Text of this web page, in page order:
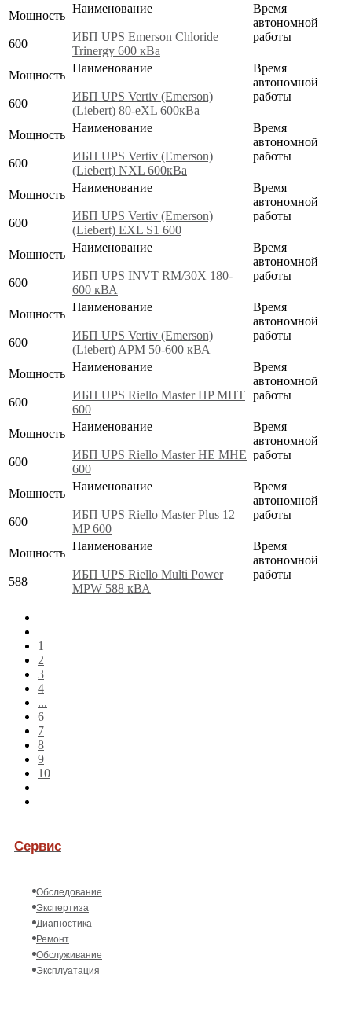
Мощность
600
Наименование
ИБП UPS Emerson Chloride
Trinergy 600 кВа
Время
автономной
работы
Мощность
600
Наименование
ИБП UPS Vertiv (Emerson)
(Liebert) 80-eXL 600кВа
Время
автономной
работы
Мощность
600
Наименование
ИБП UPS Vertiv (Emerson)
(Liebert) NXL 600кВа
Время
автономной
работы
Мощность
600
Наименование
ИБП UPS Vertiv (Emerson)
(Liebert) EXL S1 600
Время
автономной
работы
Мощность
600
Наименование
ИБП UPS INVT RM/30X 180-
600 кВА
Время
автономной
работы
Мощность
600
Наименование
ИБП UPS Vertiv (Emerson)
(Liebert) APM 50-600 кВА
Время
автономной
работы
Мощность
600
Наименование
ИБП UPS Riello Master HP MHT
600
Время
автономной
работы
Мощность
600
Наименование
ИБП UPS Riello Master HE MHE
600
Время
автономной
работы
Мощность
600
Наименование
ИБП UPS Riello Master Plus 12
MP 600
Время
автономной
работы
Мощность
588
Наименование
ИБП UPS Riello Multi Power
MPW 588 кВА
Время
автономной
работы
1
2
3
4
...
6
7
8
9
10
Сервис
Обследование
Экспертиза
Диагностика
Ремонт
Обслуживание
Эксплуатация